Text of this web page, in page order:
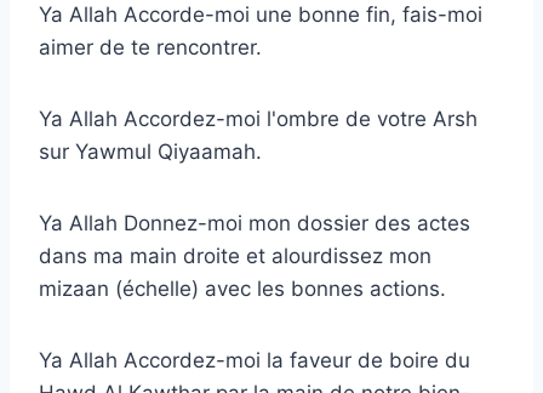
Ya Allah Accorde-moi une bonne fin, fais-moi
aimer de te rencontrer.
Ya Allah Accordez-moi l'ombre de votre Arsh
sur Yawmul Qiyaamah.
Ya Allah Donnez-moi mon dossier des actes
dans ma main droite et alourdissez mon
mizaan (échelle) avec les bonnes actions.
Ya Allah Accordez-moi la faveur de boire du